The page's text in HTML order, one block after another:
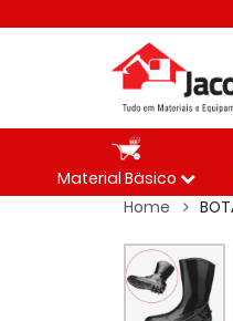
Material Bäsico
Home